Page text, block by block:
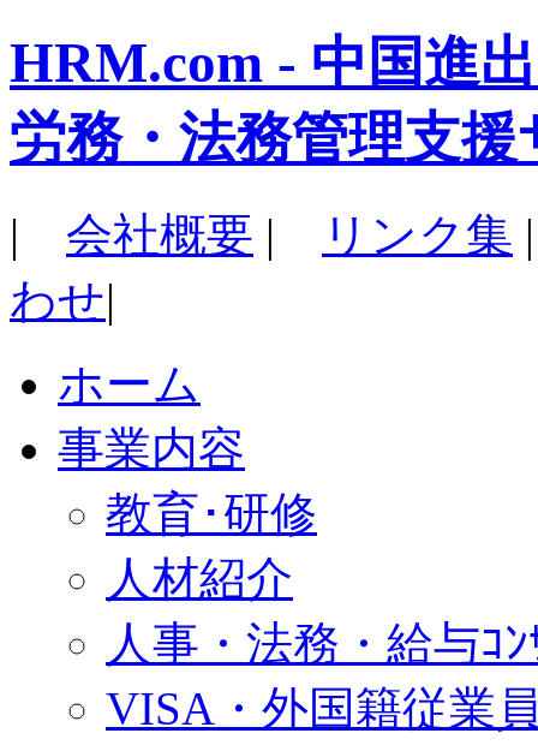
HRM.com - 中国進
労務・法務管理支援
| 会社概要 | リンク集
わせ|
ホーム
事業内容
教育･研修
人材紹介
人事・法務・給与ｺﾝ
VISA・外国籍従業